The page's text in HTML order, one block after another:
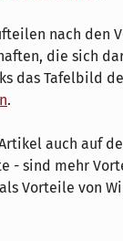
nach den
die sich
das Tafelbild
.
auch auf
- sind mehr
Vorteile von